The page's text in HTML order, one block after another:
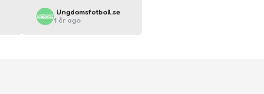
Posted
by
Ungdomsfotboll.se
1 år ago